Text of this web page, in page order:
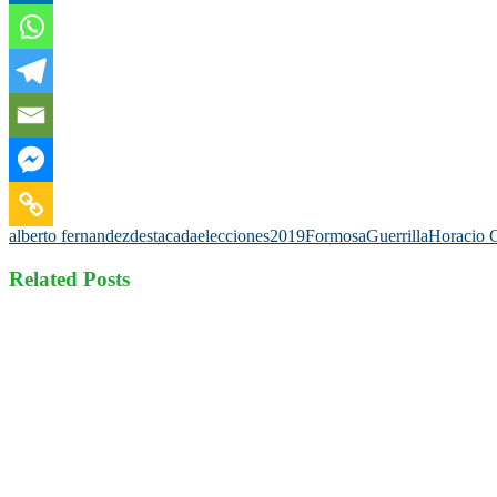
alberto fernandezdestacadaelecciones2019FormosaGuerrillaHoracio
Related Posts